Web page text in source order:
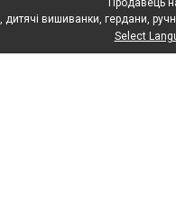
Продавець
Select